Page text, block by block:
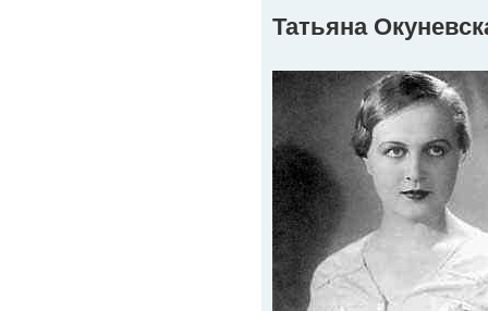
Татьяна